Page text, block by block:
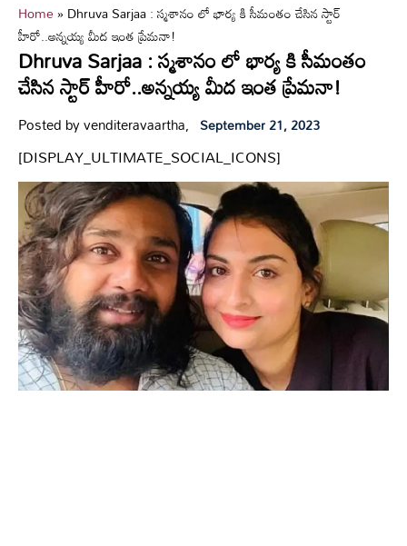
Home»Dhruva Sarjaa : స్మశానం లో భార్య కి సీమంతం చేసిన స్టార్
హీరో..అన్నయ్య మీద ఇంత ప్రేమనా!
Dhruva Sarjaa : స్మశానం లో భార్య కి సీమంతం
చేసిన స్టార్ హీరో..అన్నయ్య మీద ఇంత ప్రేమనా!
Posted by venditeravaartha, September 21, 2023
[DISPLAY_ULTIMATE_SOCIAL_ICONS]